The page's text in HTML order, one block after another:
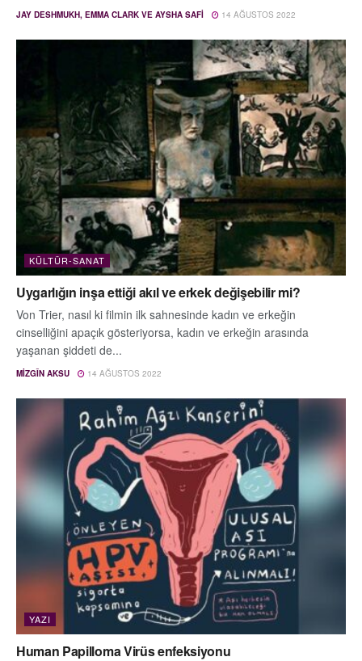
JAY DESHMUKH, EMMA CLARK VE AYSHA SAFI 14 AĞUSTOS 2022
KÜLTÜR-SANAT
Uygarlığın inşa ettiği akıl ve erkek değişebilir mi?
Von Trier, nasıl ki filmin ilk sahnesinde kadın ve erkeğin
cinselliğini apaçık gösteriyorsa, kadın ve erkeğin arasında
yaşanan şiddeti de...
MIZGÎN AKSU 14 AĞUSTOS 2022
YAZI
Human Papilloma Virüs enfeksiyonu